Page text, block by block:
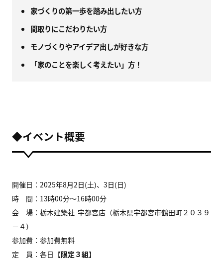
家づくりの第一歩を踏み出したい方
間取りにこだわりたい方
モノづくりやアイデア出しが好きな方
「家のことを楽しく考えたい」方！
◆イベント概要
開催日：2025年8月2日(土)、3日(日)
時 間：13時00分～16時00分
会 場：栃木建築社 宇都宮店（栃木県宇都宮市鶴田町２０３９
－４）
参加費：参加費無料
定 員：各日【限定３組】